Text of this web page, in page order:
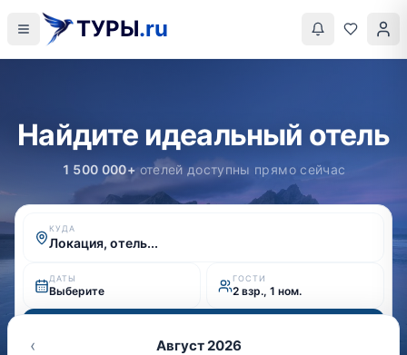
ТУРЫ.ru
Найдите идеальный отель
1 500 000+отелей доступны прямо сейчас
КУДА
Локация, отель...
ДАТЫ
Выберите
ГОСТИ
2 взр., 1 ном.
‹ Август 2026